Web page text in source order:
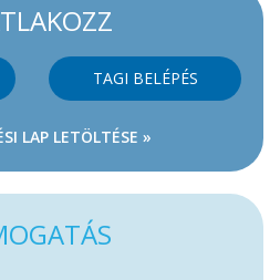
TAGI BELÉPÉS
LAP LETÖLTÉSE »